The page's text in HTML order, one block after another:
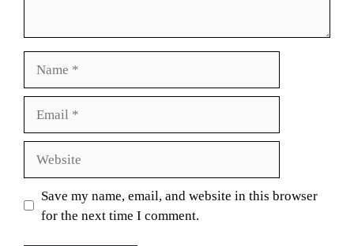
Save my name, email, and website in this browser
for the next time I comment.